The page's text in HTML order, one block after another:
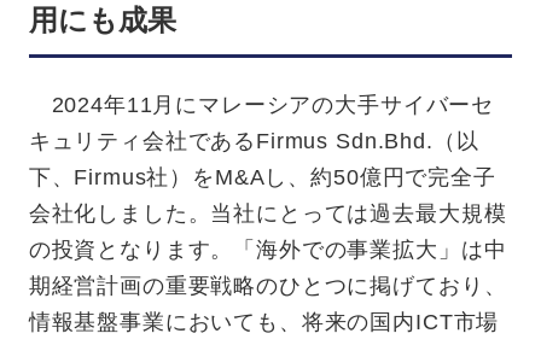
用にも成果
2024年11月にマレーシアの大手サイバーセ
キュリティ会社であるFirmus Sdn.Bhd.（以
下、Firmus社）をM&Aし、約50億円で完全子
会社化しました。当社にとっては過去最大規模
の投資となります。「海外での事業拡大」は中
期経営計画の重要戦略のひとつに掲げており、
情報基盤事業においても、将来の国内ICT市場